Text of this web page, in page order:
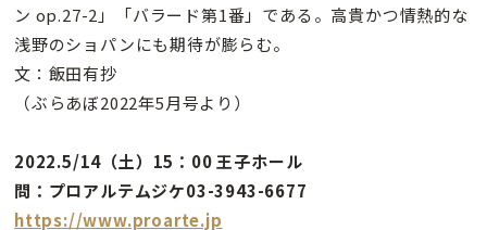
ン op.27-2」「バラード第1番」である。高貴かつ情熱的な
浅野のショパンにも期待が膨らむ。
文：飯田有抄
（ぶらあぼ2022年5月号より）
2022.5/14（土）15：00 王子ホール
問：プロアルテムジケ03-3943-6677
https://www.proarte.jp